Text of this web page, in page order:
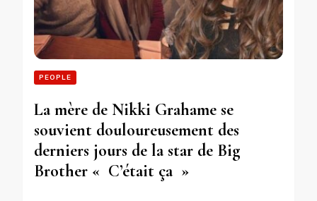
PEOPLE
La mère de Nikki Grahame se
souvient douloureusement des
derniers jours de la star de Big
Brother « C’était ça »